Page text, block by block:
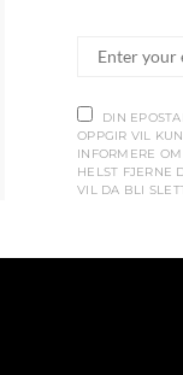
DIN
OPPGIR VIL
INFORMERE
HELST FJERNE
VIL DA BLI